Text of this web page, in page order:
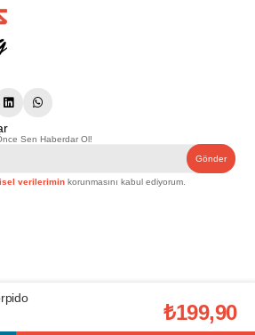
Sen Haberdar Ol!
Gönder
verilerimin korunmasını kabul ediyorum.
Afeks Yapı Market
. Tüm hakları saklıdır.
ticari amaçlıdır. Web sitemizde yer alan
ait olup, firmamızın yazılı izni alınmadan
₺199,90